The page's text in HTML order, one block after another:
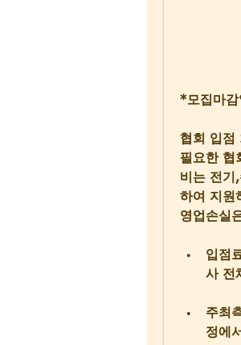
*모집마
협회 입점
필요한 협
비는 전기
하여 지원
영업손실
입점
사 전
주최
정에